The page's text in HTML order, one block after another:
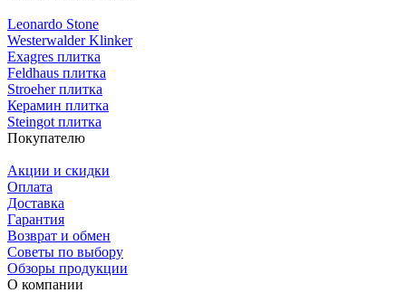
Leonardo Stone
Westerwalder Klinker
Exagres плитка
Feldhaus плитка
Stroeher плитка
Керамин плитка
Steingot плитка
Покупателю
Акции и скидки
Оплата
Доставка
Гарантия
Возврат и обмен
Советы по выбору
Обзоры продукции
О компании